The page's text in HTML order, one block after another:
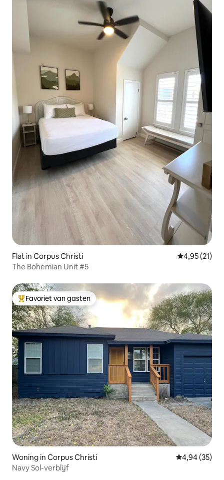
Flat in Corpus Christi Gemiddelde
4,95 (21)
The Bohemian Unit #5
Topfavoriet van gasten
Favoriet van gasten
Woning in Corpus Christi Gemiddelde
4,94 (35)
Navy Sol-verblijf